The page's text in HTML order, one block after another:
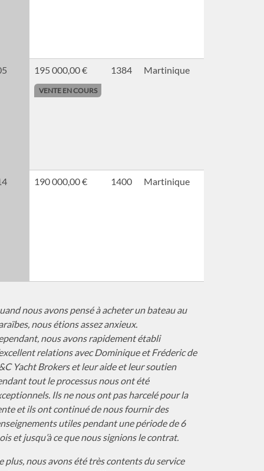
195 000,00 €
VENTE EN COURS
1384 Martinique
190 000,00 € 1400 Martinique
nous avons pensé à acheter un bateau au
nous étions assez anxieux.
nous avons rapidement établi
relations avec Dominique et Fréderic de
Yacht Brokers et leur aide et leur soutien
tout le processus nous ont été
Ils ne nous ont pas harcelé pour la
et ils ont continué de nous fournir des
utiles pendant une période de 6
et jusqu’à ce que nous signions le contrat.
plus, nous avons été très contents du service